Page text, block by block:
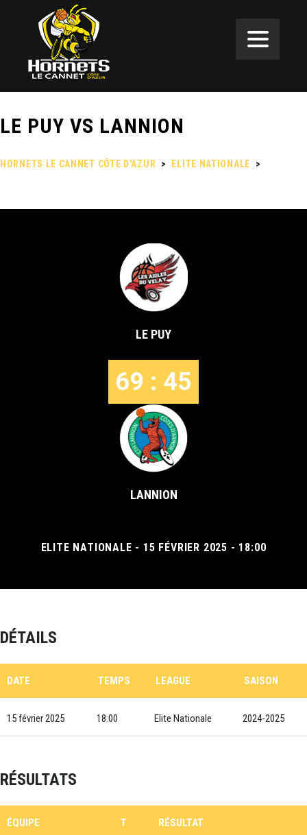
LE PUY VS LANNION
HORNETS LE CANNET CÔTE D'AZUR > ELITE NATIONALE >
LE PUY
69 : 45
LANNION
ELITE NATIONALE - 15 FÉVRIER 2025 - 18:00
DÉTAILS
DATE TEMPS LEAGUE SAISON
15 février 2025 18:00 Elite Nationale 2024-2025
RÉSULTATS
ÉQUIPE T RÉSULTAT